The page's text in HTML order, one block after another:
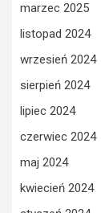
marzec 2025
listopad 2024
wrzesień 2024
sierpień 2024
lipiec 2024
czerwiec 2024
maj 2024
kwiecień 2024